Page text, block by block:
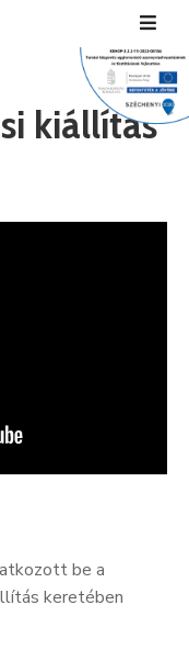
kiállítás
be a
keretében